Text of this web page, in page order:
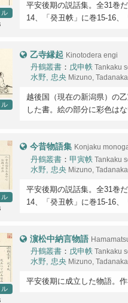
ル
平安後期の説話集。全31巻
14、「癸丑帙」に巻15-16、
ル
乙寺縁起 Kinotodera engi
丹鶴叢書： 戊申帙 Tankaku
水野, 忠央Mizuno,
越後国（現在の新潟県）の
した書。絵の部分に彩色は
ル
今昔物語集 Konjaku
丹鶴叢書： 甲寅帙 Tankaku
水野, 忠央Mizuno,
平安後期の説話集。全31巻
14、「癸丑帙」に巻15-16、
ル
濵松中納言物語
丹鶴叢書： 戊申帙 Tankaku
水野, 忠央Mizuno,
平安後期に成立した物語。